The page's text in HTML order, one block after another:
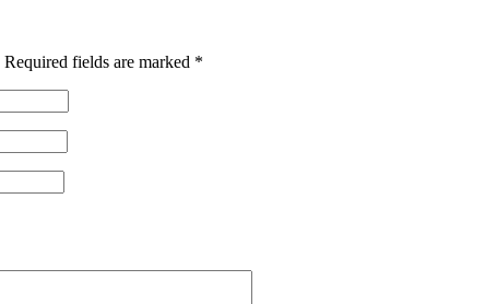
Required fields are marked *